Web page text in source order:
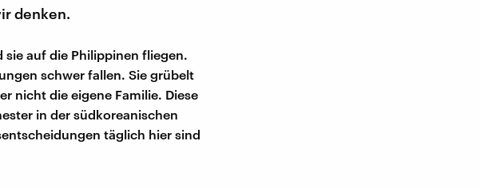
denken.
sie auf die Philippinen fliegen.
schwer fallen. Sie grübelt
nicht die eigene Familie. Diese
in der südkoreanischen
täglich hier sind